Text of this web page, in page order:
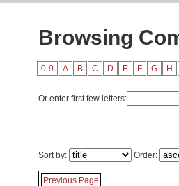
Browsing
0-9 A B C D E F G H
Or enter first few letters:
Sort by: Order:
Previous Page